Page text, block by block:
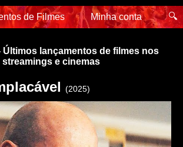
de Filmes Minha conta 🔍
Últimos lançamentos de filmes nos
streamings e cinemas
(2025)